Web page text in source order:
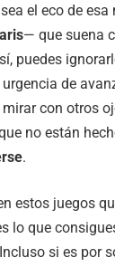
el eco de
— que suena
puedes
de
mirar con otros
no están
.
estos juegos
lo que
si es por